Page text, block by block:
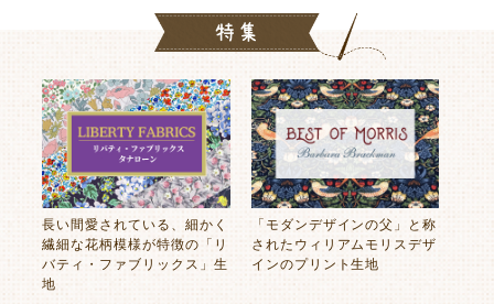
長い間愛されている、細かく
繊細な花柄模様が特徴の「リ
バティ・ファブリックス」生
地
「モダンデザインの父」と称
されたウィリアムモリスデザ
インのプリント生地